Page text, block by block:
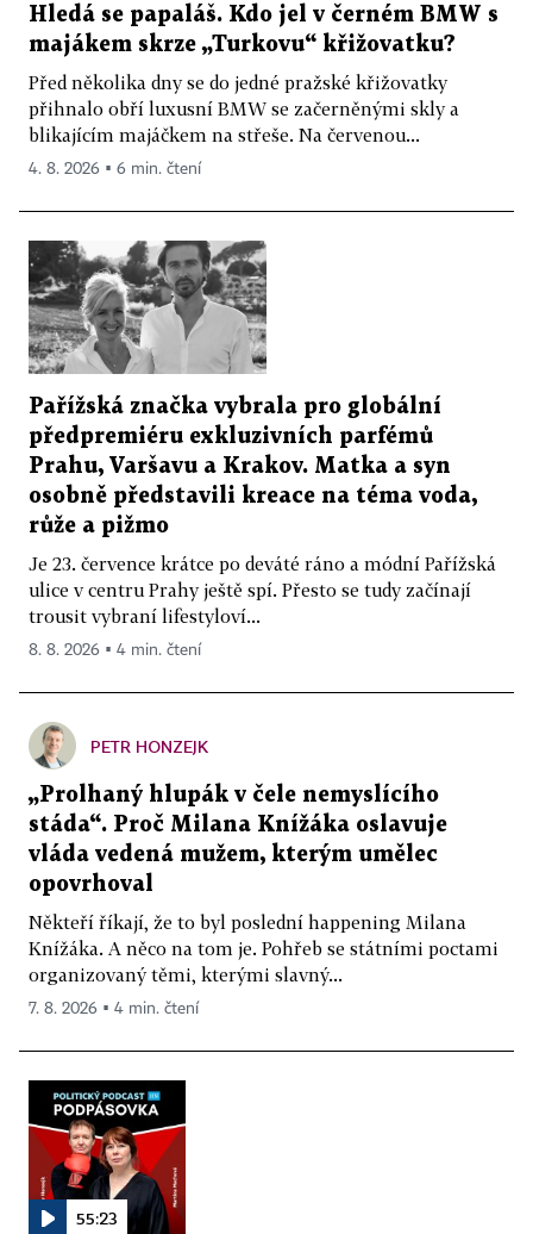
Hledá se papaláš. Kdo jel v černém BMW s
majákem skrze „Turkovu“ křižovatku?
Před několika dny se do jedné pražské křižovatky
přihnalo obří luxusní BMW se začerněnými skly a
blikajícím majáčkem na střeše. Na červenou...
4. 8. 2026 ▪ 6 min. čtení
Pařížská značka vybrala pro globální
předpremiéru exkluzivních parfémů
Prahu, Varšavu a Krakov. Matka a syn
osobně představili kreace na téma voda,
růže a pižmo
Je 23. července krátce po deváté ráno a módní Pařížská
ulice v centru Prahy ještě spí. Přesto se tudy začínají
trousit vybraní lifestyloví...
8. 8. 2026 ▪ 4 min. čtení
PETR HONZEJK
„Prolhaný hlupák v čele nemyslícího
stáda“. Proč Milana Knížáka oslavuje
vláda vedená mužem, kterým umělec
opovrhoval
Někteří říkají, že to byl poslední happening Milana
Knížáka. A něco na tom je. Pohřeb se státními poctami
organizovaný těmi, kterými slavný...
7. 8. 2026 ▪ 4 min. čtení
55:23